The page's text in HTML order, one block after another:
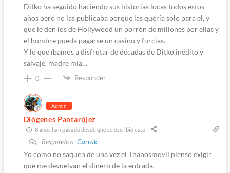
Ditko ha seguido haciendo sus historias locas todos estos
años pero no las publicaba porque las quería solo para el, y
que le den los de Hollywood un porrón de millones por ellas y
el hombre pueda pagarse un casino y furcias.
Y lo que íbamos a disfrutar de décadas de Ditko inédito y
salvaje, madre mía…
0 Responder
Admin
Diógenes Pantarújez
8 años han pasado desde que se escribió esto
Responde a Garrak
Yo como no saquen de una vez el Thanosmovil pienso exigir
que me devuelvan el dinero de la entrada.